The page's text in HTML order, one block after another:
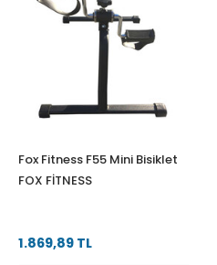
Fox Fitness F55 Mini Bisiklet
FOX FITNESS
1.869,89 TL